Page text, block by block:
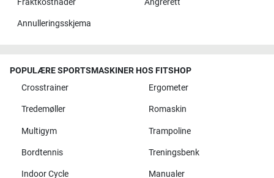
Fraktkostnader Angrerett
Annulleringsskjema
POPULÆRE SPORTSMASKINER HOS FITSHOP
Crosstrainer
Ergometer
Tredemøller Romaskin
Multigym Trampoline
Bordtennis Treningsbenk
Indoor Cycle Manualer